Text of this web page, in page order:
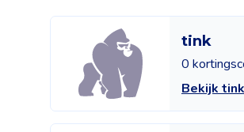
tink
0
Bekijk tink